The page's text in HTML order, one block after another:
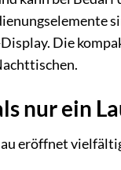
Die
nur ein
eröffnet